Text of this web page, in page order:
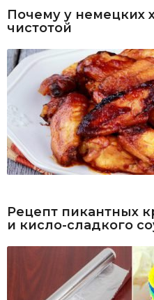
Почему у немецких
чистотой
Рецепт пикантных
и кисло-сладкого